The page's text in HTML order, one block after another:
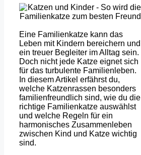
Eine Familienkatze kann das
Leben mit Kindern bereichern und
ein treuer Begleiter im Alltag sein.
Doch nicht jede Katze eignet sich
für das turbulente Familienleben.
In diesem Artikel erfährst du,
welche Katzenrassen besonders
familienfreundlich sind, wie du die
richtige Familienkatze auswählst
und welche Regeln für ein
harmonisches Zusammenleben
zwischen Kind und Katze wichtig
sind.